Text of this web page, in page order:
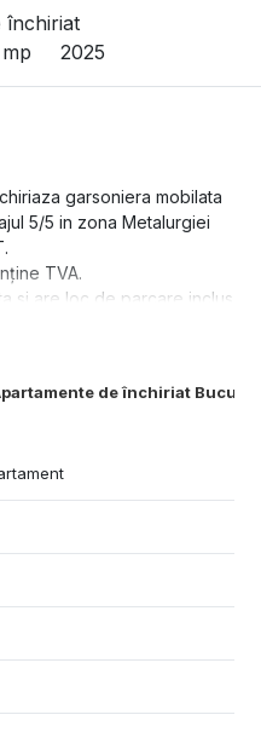
închiriat
2025
de închiriat
garsoniera mobilata
5/5 in zona Metalurgiei
TVA.
si are loc de parcare inclus